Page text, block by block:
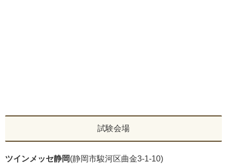
試験会場
ツインメッセ静岡(静岡市駿河区曲金3-1-10)